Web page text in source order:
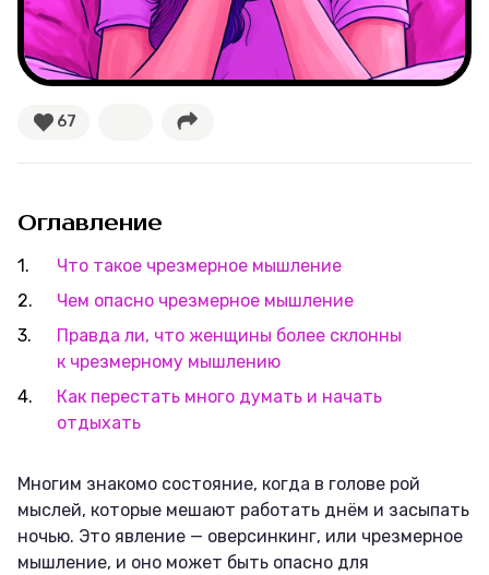
Рецепты
Ваши истории
Соцсети
67
Оглавление
Что такое чрезмерное мышление
Чем опасно чрезмерное мышление
Правда ли, что женщины более склонны
к чрезмерному мышлению
Как перестать много думать и начать
отдыхать
Многим знакомо состояние, когда в голове рой
мыслей, которые мешают работать днём и засыпать
ночью. Это явление — оверсинкинг, или чрезмерное
мышление, и оно может быть опасно для